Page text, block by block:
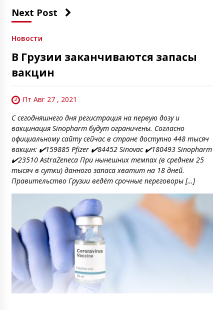
Next Post
Новости
В Грузии заканчиваются запасы
вакцин
Пт Авг 27 , 2021
С сегодняшнего дня регистрация на первую дозу и
вакцинация Sinopharm будут ограничены. Согласно
официальному сайту сейчас в стране доступно 448 тысяч
вакцин: ✔️159885 Pfizer ✔️84452 Sinovac ✔️180493 Sinopharm
✔️23510 AstraZeneca При нынешних темпах (в среднем 25
тысяч в сутки) данного запаса хватит на 18 дней.
Правительство Грузии ведёт срочные переговоры […]